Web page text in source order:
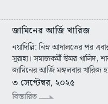
জামিনের আর্জি খারিজ
নয়াদিল্লি: নিম্ন আদালতের পর
সুরাহা। সমাজকর্মী উমর
জামিনের আর্জি মঙ্গলবার খারিজ
৩ সেপ্টেম্বর, ২০২৫
বিস্তারিত